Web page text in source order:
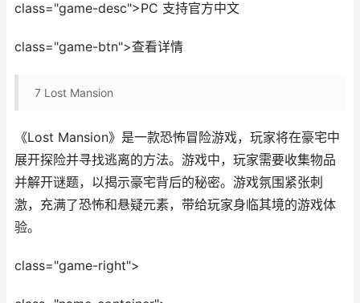
class="game-desc">PC 支持官方中文
class="game-btn">查看详情
7 Lost Mansion
《Lost Mansion》是一款恐怖冒险游戏，玩家将在豪宅中
展开探险并寻找逃离的方法。游戏中，玩家需要收集物品
并解开谜题，以揭示豪宅背后的秘密。游戏氛围紧张刺
激，充满了恐怖和悬疑元素，带给玩家身临其境的游戏体
验。
class="game-right">